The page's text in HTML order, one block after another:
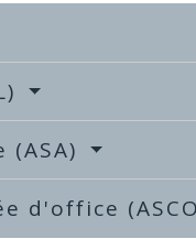
d'office